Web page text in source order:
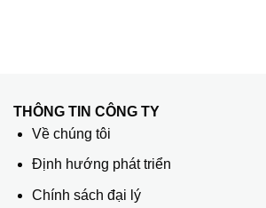
THÔNG TIN CÔNG TY
Về chúng tôi
Định hướng phát triển
Chính sách đại lý